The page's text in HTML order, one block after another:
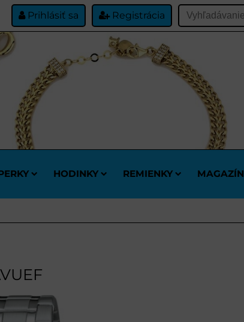
Prihlásiť sa Registrácia
HODINKY REMIENKY MAGAZÍN